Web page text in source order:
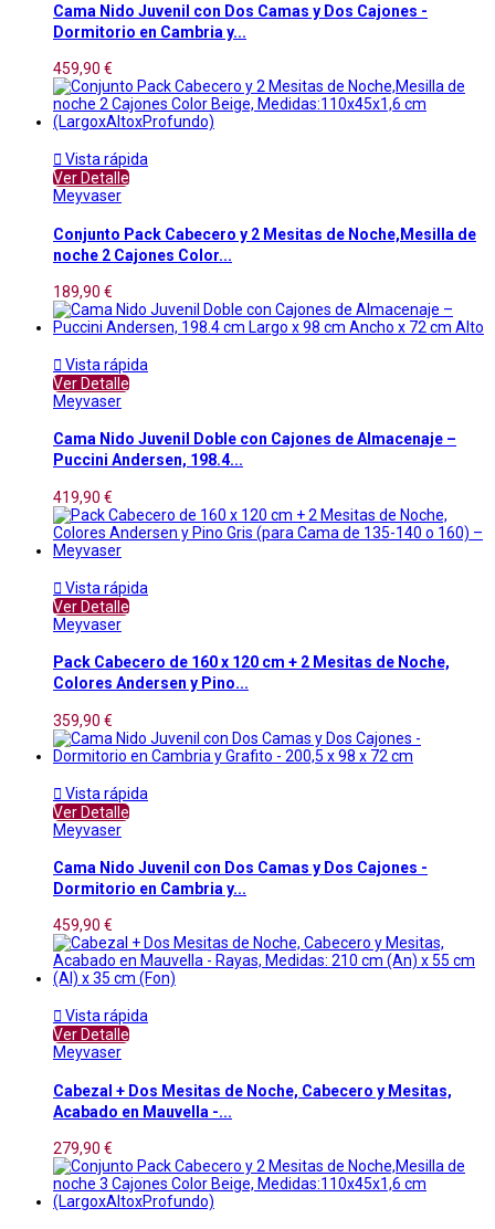
Cama Nido Juvenil con Dos Camas y Dos Cajones -
Dormitorio en Cambria y...
459,90 €
 Vista rápida
Ver Detalle
Meyvaser
Conjunto Pack Cabecero y 2 Mesitas de Noche,Mesilla de
noche 2 Cajones Color...
189,90 €
 Vista rápida
Ver Detalle
Meyvaser
Cama Nido Juvenil Doble con Cajones de Almacenaje –
Puccini Andersen, 198.4...
419,90 €
 Vista rápida
Ver Detalle
Meyvaser
Pack Cabecero de 160 x 120 cm + 2 Mesitas de Noche,
Colores Andersen y Pino...
359,90 €
 Vista rápida
Ver Detalle
Meyvaser
Cama Nido Juvenil con Dos Camas y Dos Cajones -
Dormitorio en Cambria y...
459,90 €
 Vista rápida
Ver Detalle
Meyvaser
Cabezal + Dos Mesitas de Noche, Cabecero y Mesitas,
Acabado en Mauvella -...
279,90 €